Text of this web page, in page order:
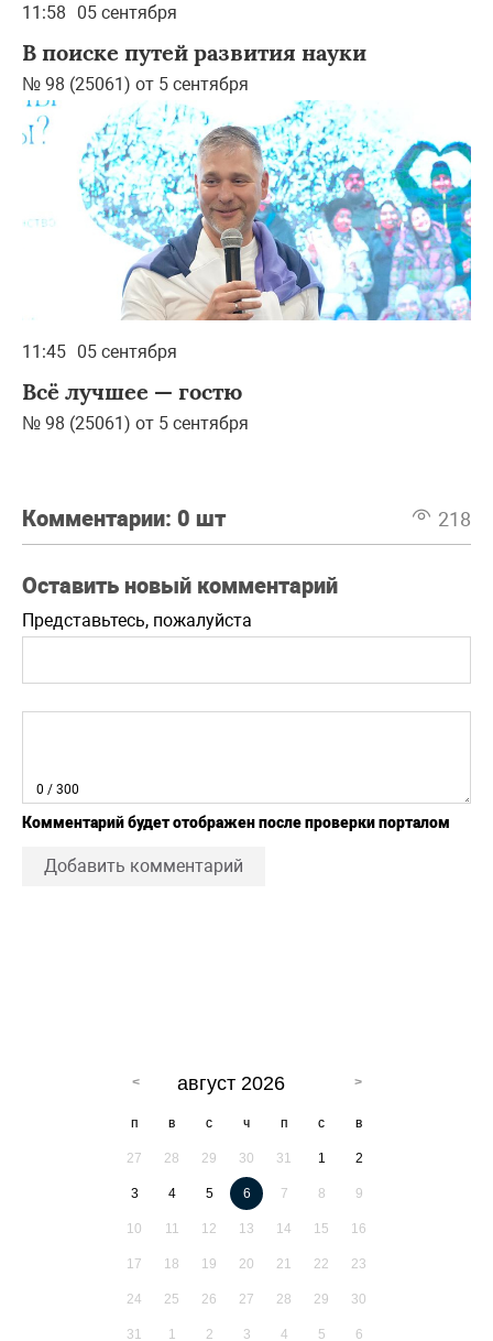
11:58 05 сентября
В поиске путей развития науки
№ 98 (25061) от 5 сентября
11:45 05 сентября
Всё лучшее — гостю
№ 98 (25061) от 5 сентября
Комментарии: 0 шт 218
Оставить новый комментарий
Представьтесь, пожалуйста
0 / 300
Комментарий будет отображен после проверки порталом
Добавить комментарий
август 2026
п в с ч п с в
27 28 29 30 31 1 2
3 4 5 6 7 8 9
10 11 12 13 14 15 16
17 18 19 20 21 22 23
24 25 26 27 28 29 30
31 1 2 3 4 5 6